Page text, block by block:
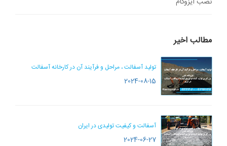
مطالب اخیر
تولید آسفالت ، مراحل و فرآیند آن در کارخانه آسفالت
2024-08-15
آسفالت و کیفیت تولیدی در ایران
2024-06-27